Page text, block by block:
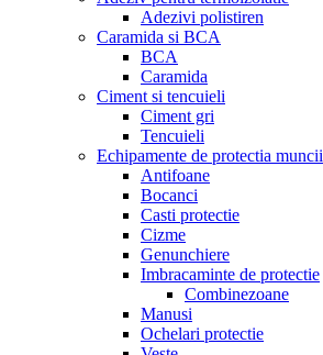
Adezivi polistiren
Caramida si BCA
BCA
Caramida
Ciment si tencuieli
Ciment gri
Tencuieli
Echipamente de protectia muncii
Antifoane
Bocanci
Casti protectie
Cizme
Genunchiere
Imbracaminte de protectie
Combinezoane
Manusi
Ochelari protectie